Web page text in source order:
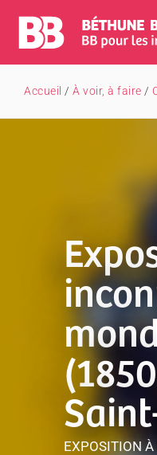
Accueil / À voir, à faire /
EXPOSITION À